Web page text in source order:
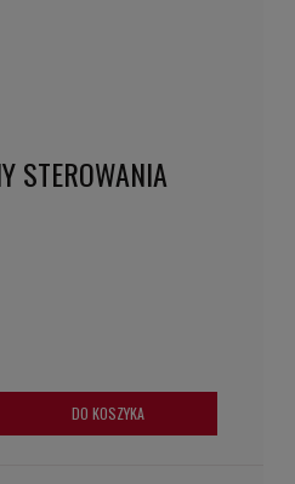
STEROWANIA
DO KOSZYKA